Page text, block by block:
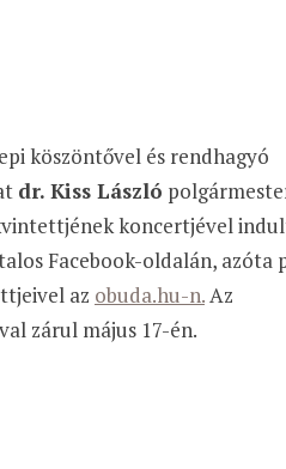
köszöntővel és rendhagyó
dr. Kiss László
koncertjével
Facebook-oldalán, azóta
az obuda.hu-n.Az
zárul május 17-én.